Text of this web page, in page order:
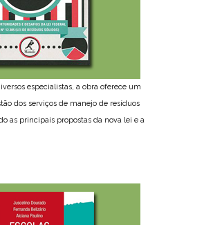
especialistas, a obra oferece um
dos serviços de manejo de resíduos
as principais propostas da nova lei e a